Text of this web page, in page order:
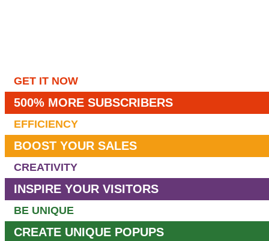
GET IT NOW
500% MORE SUBSCRIBERS
EFFICIENCY
BOOST YOUR SALES
CREATIVITY
INSPIRE YOUR VISITORS
BE UNIQUE
CREATE UNIQUE POPUPS